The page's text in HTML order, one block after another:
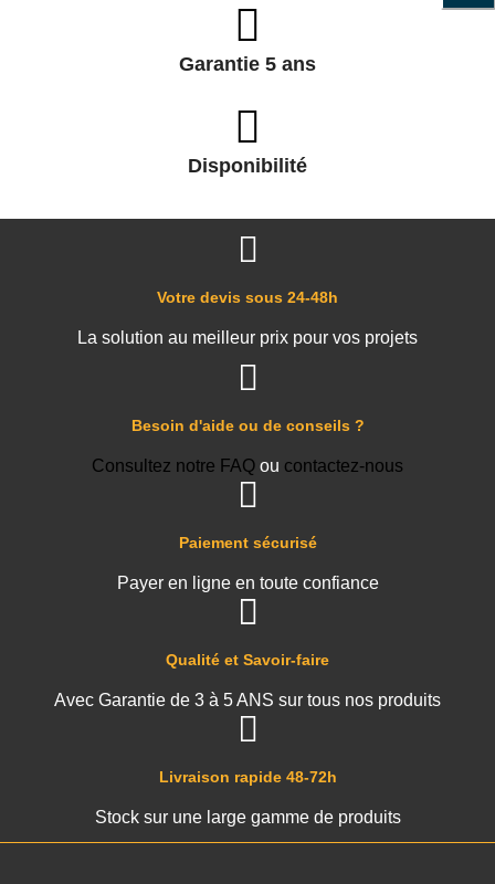
Garantie 5 ans
Disponibilité
Livraison rapide 48-72h
Stock sur une large gamme de produits
Qualité et Savoir-faire
Avec Garantie de 3 à 5 ANS sur tous nos produits
Paiement sécurisé
Payer en ligne en toute confiance
Besoin d'aide ou de conseils ?
Consultez notre FAQ ou contactez-nous
Votre devis sous 24-48h
La solution au meilleur prix pour vos projets